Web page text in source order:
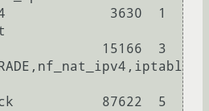
3630  1
15166  3
87622  5